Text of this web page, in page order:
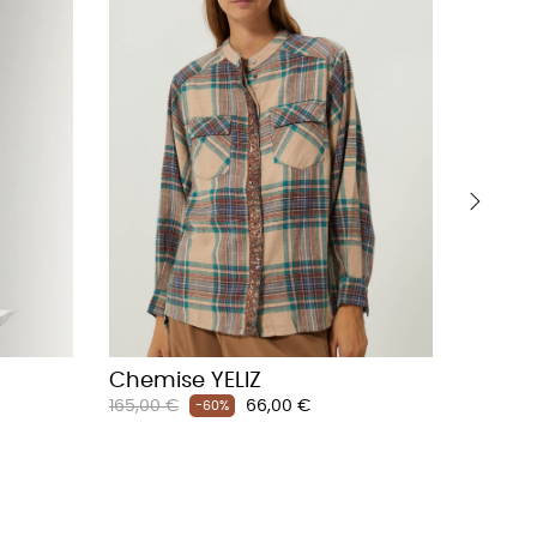
Chemise YELIZ
Prix
165,00 € -60% Prix
66,00 €